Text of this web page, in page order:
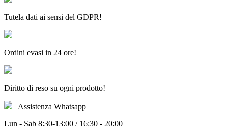
Tutela dati ai sensi del GDPR!
Ordini evasi in 24 ore!
Diritto di reso su ogni prodotto!
Assistenza Whatsapp
Lun - Sab 8:30-13:00 / 16:30 - 20:00